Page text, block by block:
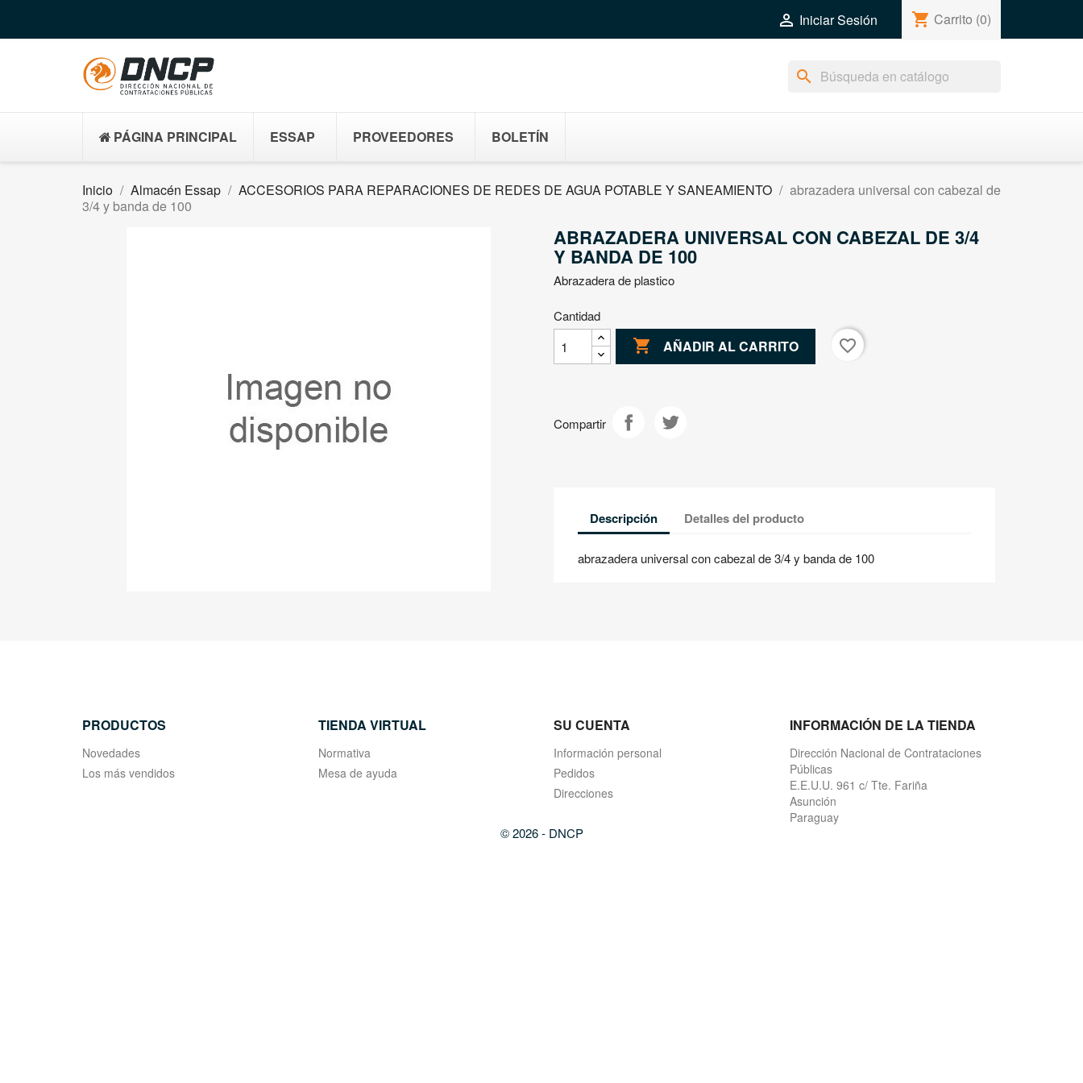
 Iniciar Sesión shopping_cart Carrito (0)
search
PÁGINA PRINCIPAL ESSAP PROVEEDORES BOLETÍN
Inicio Almacén Essap ACCESORIOS PARA REPARACIONES DE REDES DE AGUA POTABLE Y SANEAMIENTO
abrazadera universal con cabezal de
3/4 y banda de 100
ABRAZADERA UNIVERSAL CON CABEZAL DE 3/4
Y BANDA DE 100
Abrazadera de plastico
Cantidad
 AÑADIR AL CARRITO favorite_border
Compartir
Descripción Detalles del producto
abrazadera universal con cabezal de 3/4 y banda de 100
PRODUCTOS
Novedades
Los más vendidos
TIENDA VIRTUAL
Normativa
Mesa de ayuda
SU CUENTA
Información personal
Pedidos
Direcciones
INFORMACIÓN DE LA TIENDA
Dirección Nacional de Contrataciones
Públicas
E.E.U.U. 961 c/ Tte. Fariña
Asunción
Paraguay
© 2026 - DNCP